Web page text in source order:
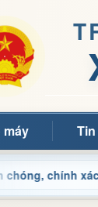
xác